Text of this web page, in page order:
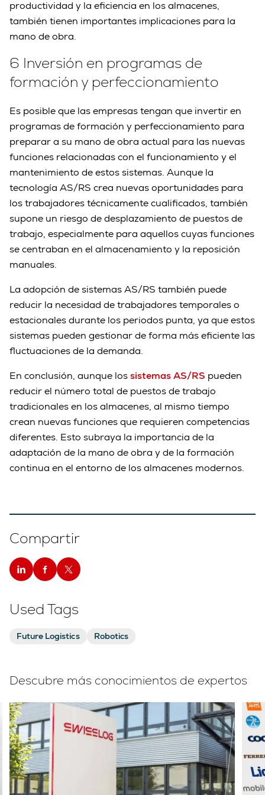
productividad y la eficiencia en los almacenes,
también tienen importantes implicaciones para la
mano de obra.
6 Inversión en programas de
formación y perfeccionamiento
Es posible que las empresas tengan que invertir en
programas de formación y perfeccionamiento para
preparar a su mano de obra actual para las nuevas
funciones relacionadas con el funcionamiento y el
mantenimiento de estos sistemas. Aunque la
tecnología AS/RS crea nuevas oportunidades para
los trabajadores técnicamente cualificados, también
supone un riesgo de desplazamiento de puestos de
trabajo, especialmente para aquellos cuyas funciones
se centraban en el almacenamiento y la reposición
manuales.
La adopción de sistemas AS/RS también puede
reducir la necesidad de trabajadores temporales o
estacionales durante los periodos punta, ya que estos
sistemas pueden gestionar de forma más eficiente las
fluctuaciones de la demanda.
En conclusión, aunque lossistemas AS/RS pueden
reducir el número total de puestos de trabajo
tradicionales en los almacenes, al mismo tiempo
crean nuevas funciones que requieren competencias
diferentes. Esto subraya la importancia de la
adaptación de la mano de obra y de la formación
continua en el entorno de los almacenes modernos.
Compartir
Used Tags
Future Logistics Robotics
Descubre más conocimientos de expertos